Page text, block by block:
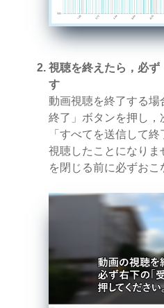
視聴を終えたら，必
す
動画視聴を終了する
終了」ボタンを押し
「すべてを送信して
視聴したことになり
を閉じる前に必ずおこ